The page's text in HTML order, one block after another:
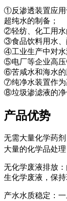
①反渗透装置应用
超纯水的制备；
②轻纺、化工用水
③食品饮料用水、
④工业生产中对水
⑤电厂等企业高压
⑥苦咸水和海水的
⑦纯净水装置作为
⑧垃圾渗滤液的净
产品优势
无需大量化学药
大量的化学品处
无化学废液排放
生化学废液，保持
产水水质稳定：